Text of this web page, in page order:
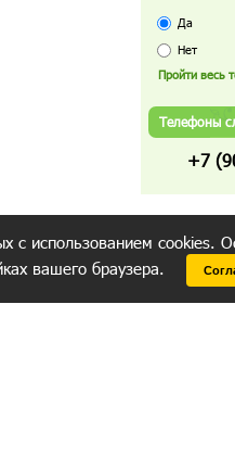
Да
Нет
Телефоны
+7
с использованием
вашего браузера.